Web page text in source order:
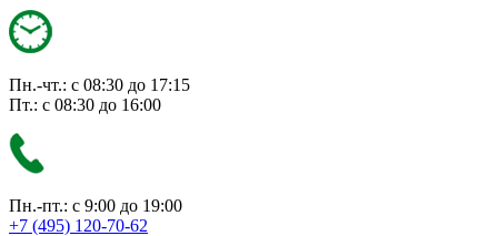
Пн.-чт.: с 08:30 до 17:15
Пт.: с 08:30 до 16:00
Пн.-пт.: с 9:00 до 19:00
+7 (495) 120-70-62